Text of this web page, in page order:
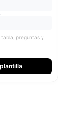
tabla, preguntas y